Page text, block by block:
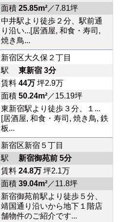
面積 25.85m²／7.81坪
中井駅より徒歩２分、駅前通
り沿い...[居酒屋, 和食・寿司,
焼き鳥...
新宿区大久保２丁目
駅 東新宿 3分
賃料 44万坪2.9万
面積 50.24m²／15.19坪
東新宿駅より徒歩３分、１...
[居酒屋, 和食・寿司, 焼き鳥, 鉄
板...
新宿区新宿５丁目
駅 新宿御苑前 5分
賃料 24.8万坪2.1万
面積 39.04m²／11.8坪
新宿御苑前駅より徒歩５分、
靖国通り沿いから地下１階店
舗物件のご紹介です...